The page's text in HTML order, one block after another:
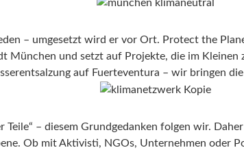
– umgesetzt wird er vor Ort. Protect the
München und setzt auf Projekte, die im Kleinen
auf Fuerteventura – wir bringen
Teile“ – diesem Grundgedanken folgen wir.
Ob mit Aktivisti, NGOs, Unternehmen oder